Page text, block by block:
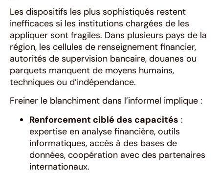
Les dispositifs les plus sophistiqués restent
inefficaces si les institutions chargées de les
appliquer sont fragiles. Dans plusieurs pays de la
région, les cellules de renseignement financier,
autorités de supervision bancaire, douanes ou
parquets manquent de moyens humains,
techniques ou d’indépendance.
Freiner le blanchiment dans l’informel implique :
Renforcement ciblé des capacités :
expertise en analyse financière, outils
informatiques, accès à des bases de
données, coopération avec des partenaires
internationaux.